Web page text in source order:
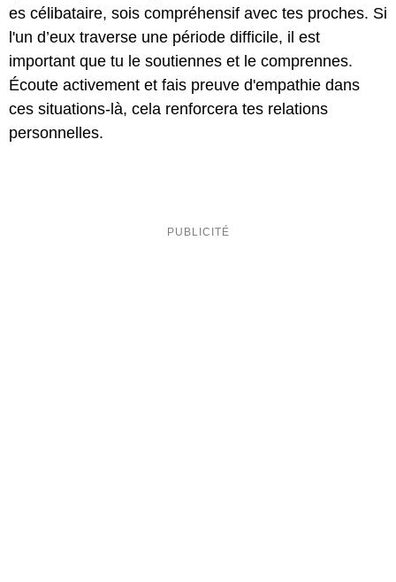
es célibataire, sois compréhensif avec tes proches. Si
l'un d’eux traverse une période difficile, il est
important que tu le soutiennes et le comprennes.
Écoute activement et fais preuve d'empathie dans
ces situations-là, cela renforcera tes relations
personnelles.